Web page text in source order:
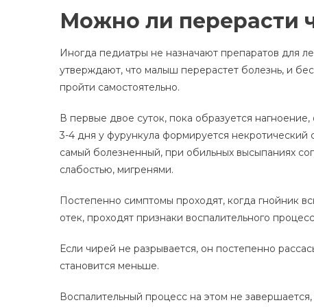
Можно ли перерасти
Иногда педиатры не назначают препаратов для
утверждают, что малыш перерастет болезнь, и
пройти самостоятельно.
В первые двое суток, пока образуется
3-4 дня у фурункула формируется
самый болезненный, при обильных высыпаниях
слабостью, мигренями.
Постепенно симптомы проходят, когда гнойник
отек, проходят признаки воспалительного
Если чирей не разрывается, он постепенно
становится меньше.
Воспалительный процесс на этом не